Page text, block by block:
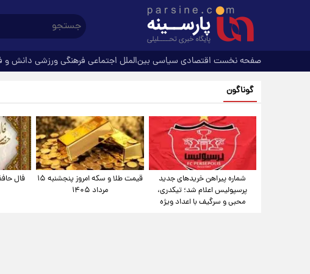
صفحه نخست اقتصادی سیاسی بین‌الملل اجتماعی فرهنگیورزشی دانش و
گوناگون
شماره پیراهن خریدهای جدید
پرسپولیس اعلام شد؛ تیکدری،
محبی و سرگیف با اعداد ویژه
قیمت طلا و سکه امروز پنجشنبه ۱۵
مرداد ۱۴۰۵